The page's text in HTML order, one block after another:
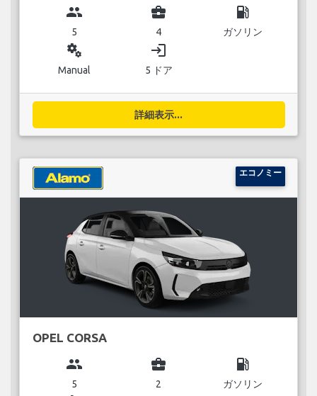
group
5
business_center
4
local_gas_station
ガソリン
miscellaneous_services
Manual
login
5 ドア
詳細表示...
エコノミー
OPEL CORSA
group
5
business_center
2
local_gas_station
ガソリン